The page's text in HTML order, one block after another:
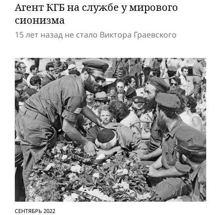
Агент КГБ на службе у мирового
сионизма
15 лет назад не стало Виктора Граевского
СЕНТЯБРЬ 2022